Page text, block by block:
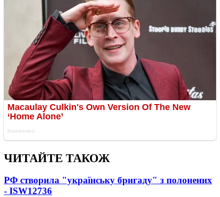
ЧИТАЙТЕ ТАКОЖ
РФ створила "українську бригаду" з полонених
- ISW12736